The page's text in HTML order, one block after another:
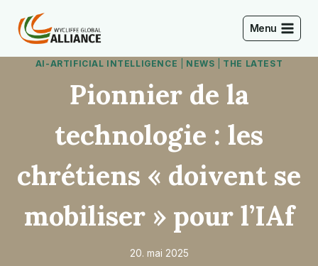
content
Menu
AI-ARTIFICIAL INTELLIGENCE NEWS THE LATEST
Pionnier de la
technologie : les
chrétiens « doivent se
mobiliser » pour l’IAf
20. mai 2025